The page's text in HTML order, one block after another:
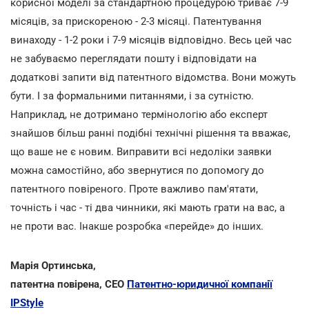
корисної моделі за стандартною процедурою триває 7-9
місяців, за прискореною - 2-3 місяці. Патентування
винаходу - 1-2 роки і 7-9 місяців відповідно. Весь цей час
не забуваємо переглядати пошту і відповідати на
додаткові запити від патентного відомства. Вони можуть
бути. І за формальними питаннями, і за сутністю.
Наприклад, не дотримано термінологію або експерт
знайшов більш ранні подібні технічні рішення та вважає,
що ваше не є новим. Виправити всі недоліки заявки
можна самостійно, або звернутися по допомогу до
патентного повіреного. Проте важливо пам'ятати,
точність і час - ті два чинники, які мають грати на вас, а
не проти вас. Інакше розробка «перейде» до інших.
Марія Ортинська,
патентна повірена, CEO Патентно-юридичної компанії
IPStyle